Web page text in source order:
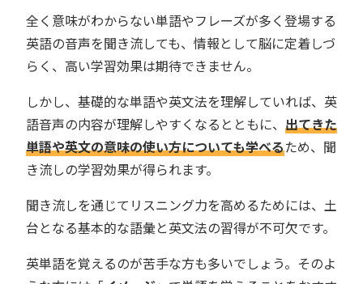
全く意味がわからない単語やフレーズが多く登場する
英語の音声を聞き流しても、情報として脳に定着しづ
らく、高い学習効果は期待できません。
しかし、基礎的な単語や英文法を理解していれば、英
語音声の内容が理解しやすくなるとともに、 出てきた
単語や英文の意味の使い方についても学べるため、聞
き流しの学習効果が得られます。
聞き流しを通じてリスニング力を高めるためには、土
台となる基本的な語彙と英文法の習得が不可欠です。
英単語を覚えるのが苦手な方も多いでしょう。そのよ